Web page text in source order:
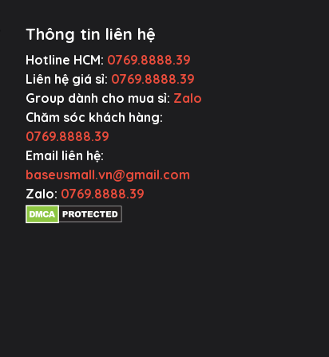
Thông tin liên hệ
Hotline HCM: 0769.8888.39
Liên hệ giá sỉ: 0769.8888.39
Group dành cho mua sỉ: Zalo
Chăm sóc khách hàng:
0769.8888.39
Email liên hệ:
baseusmall.vn@gmail.com
Zalo: 0769.8888.39